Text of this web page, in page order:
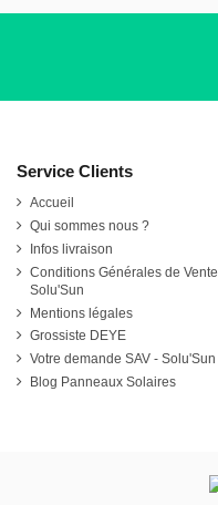
Service Clients
Accueil
Qui sommes nous ?
Infos livraison
Conditions Générales de Vente
Solu'Sun
Mentions légales
Grossiste DEYE
Votre demande SAV - Solu'Sun
Blog Panneaux Solaires